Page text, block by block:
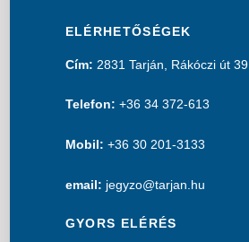
ELÉRHETŐSÉGEK
Cím: 2831 Tarján, Rákóczi út 39.
Telefon: +36 34 372-613
Mobil: +36 30 201-3133
email: jegyzo@tarjan.hu
GYORS ELÉRÉS